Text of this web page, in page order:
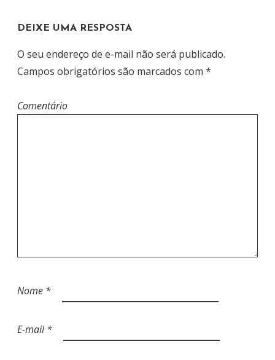
DEIXE UMA RESPOSTA
O seu endereço de e-mail não será publicado.
Campos obrigatórios são marcados com *
Comentário
Nome *
E-mail*